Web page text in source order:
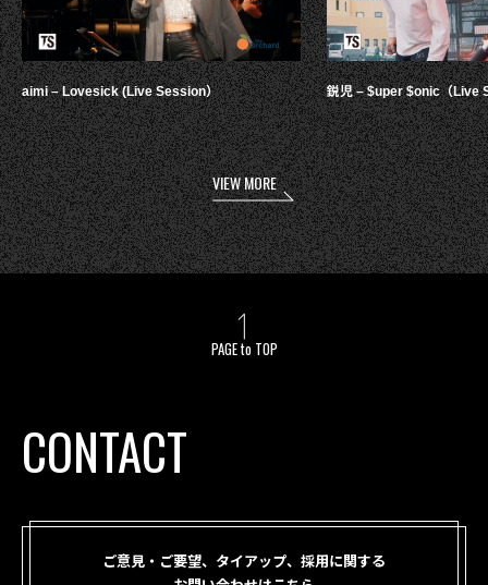
aimi – Lovesick (Live Session） 鋭児 – $uper $onic（Live
VIEW MORE
PAGE to TOP
CONTACT
ご意見・ご要望、タイアップ、採用に関する